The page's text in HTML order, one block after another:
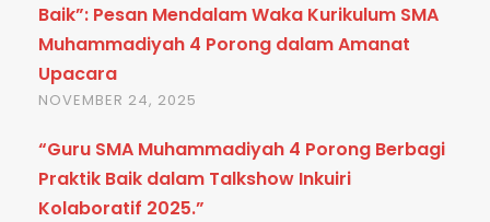
Baik”: Pesan Mendalam Waka Kurikulum SMA
Muhammadiyah 4 Porong dalam Amanat
Upacara
NOVEMBER 24, 2025
“Guru SMA Muhammadiyah 4 Porong Berbagi
Praktik Baik dalam Talkshow Inkuiri
Kolaboratif 2025.”